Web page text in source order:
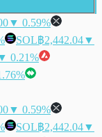
▼ 0.59%
SOL฿2,442.04▼
0.21%
▼ 0.59%
SOL฿2,442.04▼